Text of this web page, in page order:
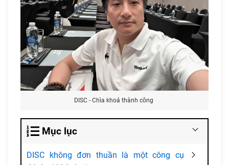
DISC - Chìa khoá thành công
Mục lục
DISC không đơn thuần là một công cụ